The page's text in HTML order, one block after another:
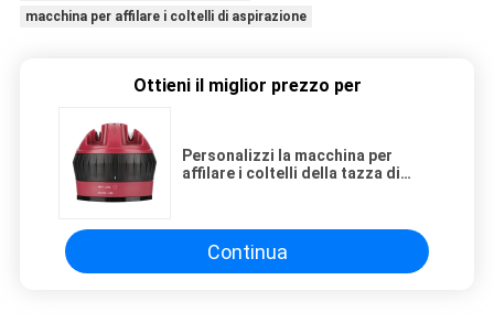
macchina per affilare i coltelli di aspirazione
Ottieni il miglior prezzo per
Personalizzi la macchina per
affilare i coltelli della tazza di
Continua